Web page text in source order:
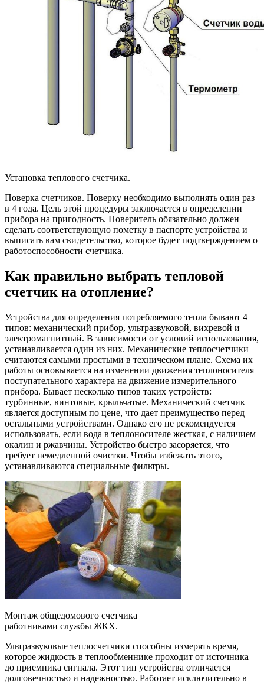
Установка теплового счетчика.
Поверка счетчиков. Поверку необходимо выполнять один раз
в 4 года. Цель этой процедуры заключается в определении
прибора на пригодность. Поверитель обязательно должен
сделать соответствующую пометку в паспорте устройства и
выписать вам свидетельство, которое будет подтверждением о
работоспособности счетчика.
Как правильно выбрать тепловой
счетчик на отопление?
Устройства для определения потребляемого тепла бывают 4
типов: механический прибор, ультразвуковой, вихревой и
электромагнитный. В зависимости от условий использования,
устанавливается один из них. Механические теплосчетчики
считаются самыми простыми в техническом плане. Схема их
работы основывается на изменении движения теплоносителя
поступательного характера на движение измерительного
прибора. Бывает несколько типов таких устройств:
турбинные, винтовые, крыльчатые. Механический счетчик
является доступным по цене, что дает преимущество перед
остальными устройствами. Однако его не рекомендуется
использовать, если вода в теплоносителе жесткая, с наличием
окалин и ржавчины. Устройство быстро засоряется, что
требует немедленной очистки. Чтобы избежать этого,
устанавливаются специальные фильтры.
Монтаж общедомового счетчика
работниками службы ЖКХ.
Ультразвуковые теплосчетчики способны измерять время,
которое жидкость в теплообменнике проходит от источника
до приемника сигнала. Этот тип устройства отличается
долговечностью и надежностью. Работает исключительно в